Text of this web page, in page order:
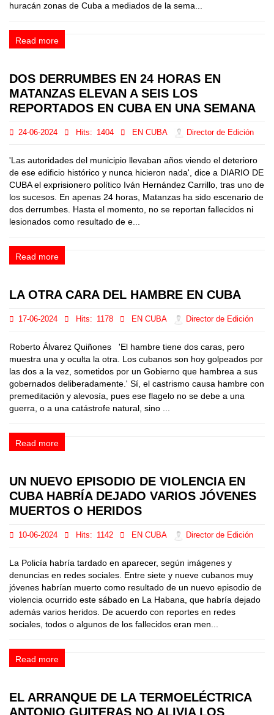
huracán zonas de Cuba a mediados de la sema...
Read more
DOS DERRUMBES EN 24 HORAS EN
MATANZAS ELEVAN A SEIS LOS
REPORTADOS EN CUBA EN UNA SEMANA
24-06-2024 Hits: 1404 EN CUBA Director de Edición
'Las autoridades del municipio llevaban años viendo el deterioro
de ese edificio histórico y nunca hicieron nada', dice a DIARIO DE
CUBA el exprisionero político Iván Hernández Carrillo, tras uno de
los sucesos. En apenas 24 horas, Matanzas ha sido escenario de
dos derrumbes. Hasta el momento, no se reportan fallecidos ni
lesionados como resultado de e...
Read more
LA OTRA CARA DEL HAMBRE EN CUBA
17-06-2024 Hits: 1178 EN CUBA Director de Edición
Roberto Álvarez Quiñones 'El hambre tiene dos caras, pero
muestra una y oculta la otra. Los cubanos son hoy golpeados por
las dos a la vez, sometidos por un Gobierno que hambrea a sus
gobernados deliberadamente.' Sí, el castrismo causa hambre con
premeditación y alevosía, pues ese flagelo no se debe a una
guerra, o a una catástrofe natural, sino ...
Read more
UN NUEVO EPISODIO DE VIOLENCIA EN
CUBA HABRÍA DEJADO VARIOS JÓVENES
MUERTOS O HERIDOS
10-06-2024 Hits: 1142 EN CUBA Director de Edición
La Policía habría tardado en aparecer, según imágenes y
denuncias en redes sociales. Entre siete y nueve cubanos muy
jóvenes habrían muerto como resultado de un nuevo episodio de
violencia ocurrido este sábado en La Habana, que habría dejado
además varios heridos. De acuerdo con reportes en redes
sociales, todos o algunos de los fallecidos eran men...
Read more
EL ARRANQUE DE LA TERMOELÉCTRICA
ANTONIO GUITERAS NO ALIVIA LOS